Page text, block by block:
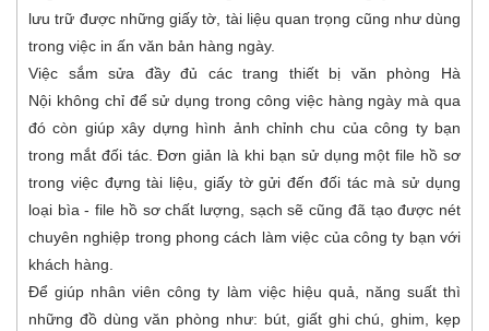
lưu trữ được những giấy tờ, tài liệu quan trọng cũng như dùng
trong việc in ấn văn bản hàng ngày.
Việc sắm sửa đầy đủ các trang thiết bị văn phòng Hà
Nội không chỉ để sử dụng trong công việc hàng ngày mà qua
đó còn giúp xây dựng hình ảnh chỉnh chu của công ty bạn
trong mắt đối tác. Đơn giản là khi bạn sử dụng một file hồ sơ
trong việc đựng tài liệu, giấy tờ gửi đến đối tác mà sử dụng
loại bìa - file hồ sơ chất lượng, sạch sẽ cũng đã tạo được nét
chuyên nghiệp trong phong cách làm việc của công ty bạn với
khách hàng.
Để giúp nhân viên công ty làm việc hiệu quả, năng suất thì
những đồ dùng văn phòng như: bút, giất ghi chú, ghim, kẹp